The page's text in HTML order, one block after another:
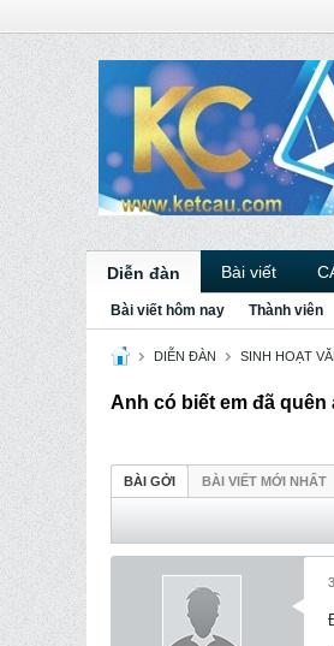
Diễn đàn Bài viết
Bài viết hôm nay Thành viên
DIỄN ĐÀN SINH HOẠT
Anh có biết em đã
BÀI GỞI BÀI VIẾT MỚI NHẤT